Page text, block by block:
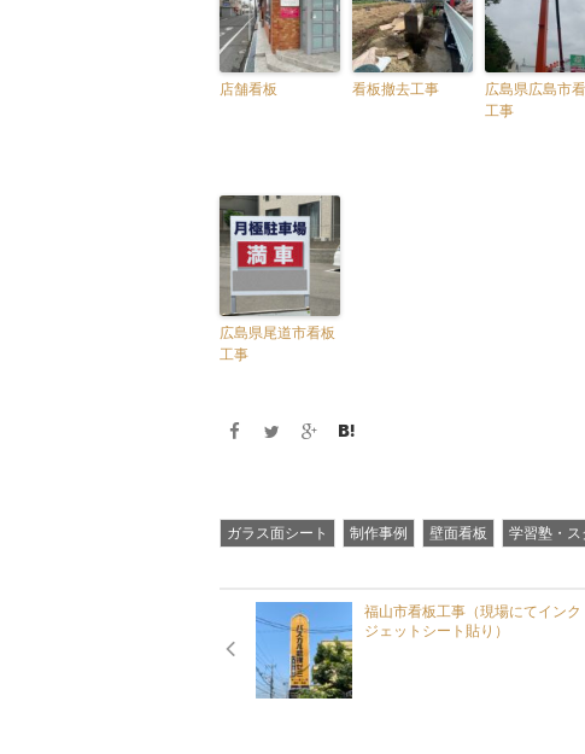
店舗看板 看板撤去工事
広島県広島市
工事
広島県尾道市看板
工事
ガラス面シート 制作事例 壁面看板 学習塾・ス
福山市看板工事（現場にてインク
ジェットシート貼り）